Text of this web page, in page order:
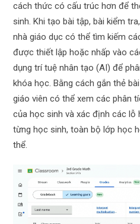
cách thức có cấu trúc hơn để
sinh. Khi tạo bài tập, bài kiểm
nhà giáo dục có thể tìm kiếm
được thiết lập hoặc nhấp vào
dụng trí tuệ nhân tạo (AI) để
khóa học. Bằng cách gắn thẻ
giáo viên có thể xem các phân
của học sinh và xác định các lỗ
từng học sinh, toàn bộ lớp học
thể.